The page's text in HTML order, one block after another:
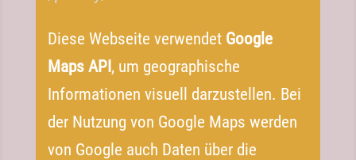
Diese Webseite verwendet Google
Maps API, um geographische
Informationen visuell darzustellen. Bei
der Nutzung von Google Maps werden
von Google auch Daten über die